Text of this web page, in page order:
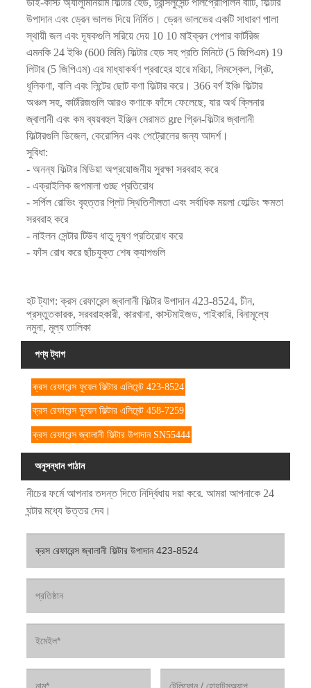
ডাই-কাস্ট অ্যালুমিনিয়াম ফিল্টার হেড, ট্রান্সলুসেন্ট পলিপ্রোপিলিন বাটি, ফিল্টার
উপাদান এবং ড্রেন ভালভ দিয়ে নির্মিত। ড্রেন ভালভের একটি সাধারণ পালা
স্থায়ী জল এবং দূষকগুলি সরিয়ে দেয় 10 10 মাইক্রন পেপার কার্টরিজ
এমনকি 24 ইঞ্চি (600 মিমি) ফিল্টার হেড সহ প্রতি মিনিটে (5 জিপিএম) 19
লিটার (5 জিপিএম) এর মাধ্যাকর্ষণ প্রবাহের হারে মরিচা, লিমস্কেল, গ্রিট,
ধূলিকণা, বালি এবং লিন্টের ছোট কণা ফিল্টার করে। 366 বর্গ ইঞ্চি ফিল্টার
অঞ্চল সহ, কার্টরিজগুলি আরও কণাকে ফাঁদে ফেলেছে, যার অর্থ ক্লিনার
জ্বালানী এবং কম ব্যয়বহুল ইঞ্জিন মেরামত gre গ্রিন-ফিল্টার জ্বালানী
ফিল্টারগুলি ডিজেল, কেরোসিন এবং পেট্রোলের জন্য আদর্শ।
সুবিধা:
- অনন্য ফিল্টার মিডিয়া অপ্রয়োজনীয় সুরক্ষা সরবরাহ করে
- এক্রাইলিক জপমালা গুচ্ছ প্রতিরোধ
- সর্পিল রোভিং বৃহত্তর প্লিট স্থিতিশীলতা এবং সর্বাধিক ময়লা হোল্ডিং ক্ষমতা
সরবরাহ করে
- নাইলন সেন্টার টিউব ধাতু দূষণ প্রতিরোধ করে
- ফাঁস রোধ করে ছাঁচযুক্ত শেষ ক্যাপগুলি
হট ট্যাগ: ক্রস রেফারেন্স জ্বালানী ফিল্টার উপাদান 423-8524, চীন,
প্রস্তুতকারক, সরবরাহকারী, কারখানা, কাস্টমাইজড, পাইকারি, বিনামূল্যে
নমুনা, মূল্য তালিকা
পণ্য ট্যাগ
ক্রস রেফারেন্স ফুয়েল ফিল্টার এলিমেন্ট 423-8524
ক্রস রেফারেন্স ফুয়েল ফিল্টার এলিমেন্ট 458-7259
ক্রস রেফারেন্স জ্বালানী ফিল্টার উপাদান SN55444
অনুসন্ধান পাঠান
নীচের ফর্মে আপনার তদন্ত দিতে নির্দ্বিধায় দয়া করে. আমরা আপনাকে 24
ঘন্টার মধ্যে উত্তর দেব।